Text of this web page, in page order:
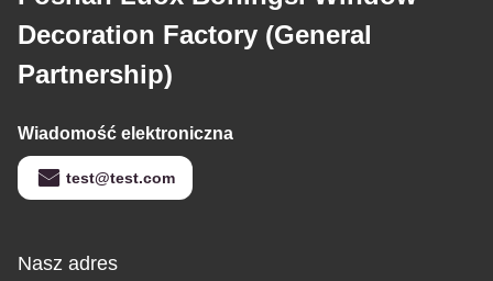
Decoration Factory (General
Partnership)
Wiadomość elektroniczna
test@test.com
Nasz adres